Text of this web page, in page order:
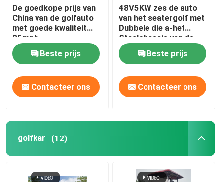
Kwaliteitscontrole
Contact de V.S.
Nieuws
Het Wieldekking van de golfkar
Het Dashboard van de golfkar
De goedkope prijs van
China van de golfauto
met goede kwaliteit
25mph
Beste prijs
Contacteer ons
48V5KW zes de auto
van het seatergolf met
Dubbele die a-het
Staalchassis van de
wapenopschorting in
China worden gemaakt
Beste prijs
Contacteer ons
golfkar (12)